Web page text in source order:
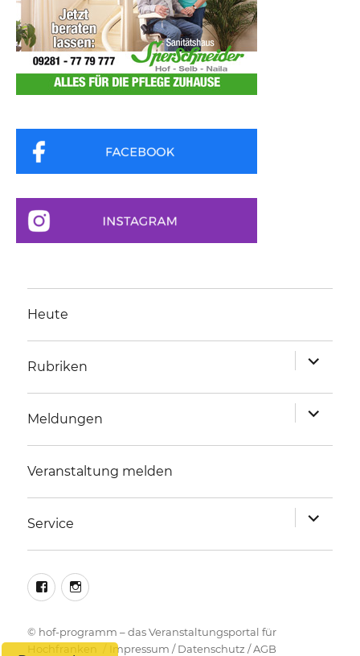
Heute
Rubriken
anzeigen
Meldungen
anzeigen
Veranstaltung melden
Service
anzeigen
facebookinstagram
© hof-programm – das Veranstaltungsportal für
Hochfranken
Impressum /Datenschutz /AGB